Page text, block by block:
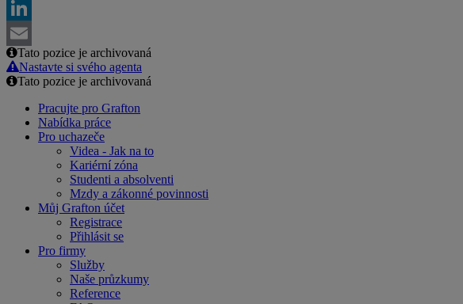
Facebook
LinkedIn
Email
Tato pozice je archivovaná
Nastavte si svého agenta
Tato pozice je archivovaná
Pracujte pro Grafton
Nabídka práce
Pro uchazeče
Videa - Jak na to
Kariérní zóna
Studenti a absolventi
Mzdy a zákonné povinnosti
Můj Grafton účet
Registrace
Přihlásit se
Pro firmy
Služby
Naše průzkumy
Reference